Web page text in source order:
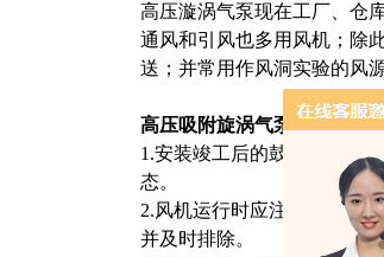
高压漩涡气泵现在工厂、仓
通风和引风也多用风机；除
送；并常用作风洞实验的风
高压吸附旋涡气泵
操作及维
1.安装竣工后的鼓风机在启
态。
2.风机运行时应注意风机和
并及时排除。